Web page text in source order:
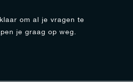
om al je vragen te
je graag op weg.